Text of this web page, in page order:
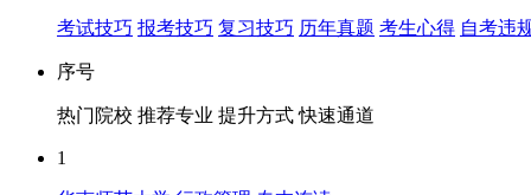
考试技巧 报考技巧 复习技巧 历年真题 考生心得 自考违
序号
热门院校 推荐专业 提升方式 快速通道
1